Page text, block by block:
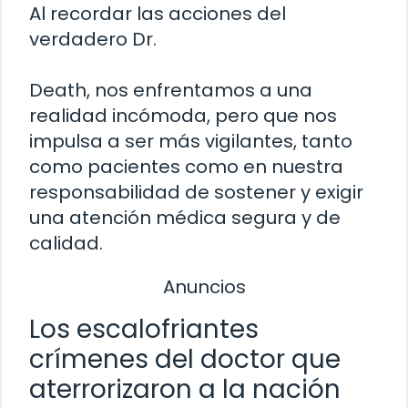
Al recordar las acciones del
verdadero Dr.
Death, nos enfrentamos a una
realidad incómoda, pero que nos
impulsa a ser más vigilantes, tanto
como pacientes como en nuestra
responsabilidad de sostener y exigir
una atención médica segura y de
calidad.
Anuncios
Los escalofriantes
crímenes del doctor que
aterrorizaron a la nación